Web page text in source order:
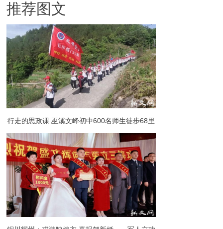
推荐图文
行走的思政课 巫溪文峰初中600名师生徒步68里
追寻红色足迹